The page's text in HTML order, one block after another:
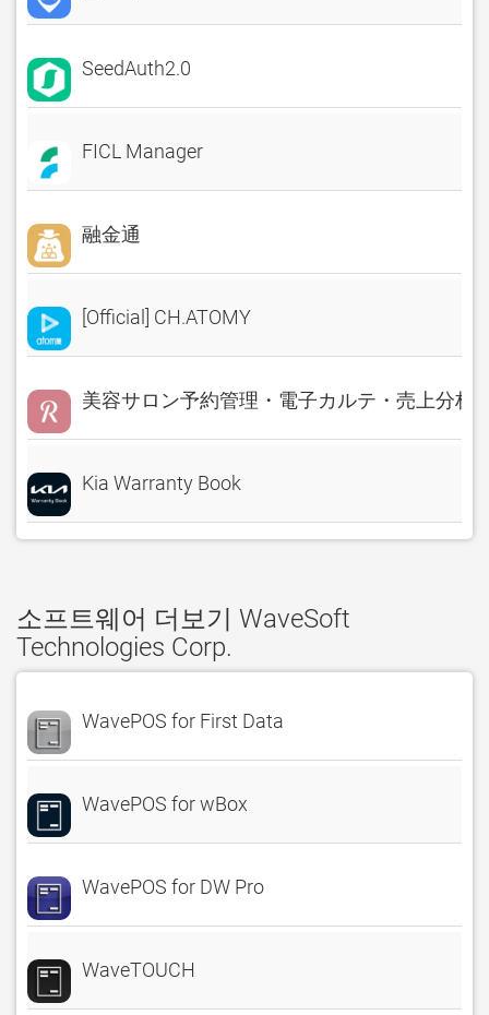
SeedAuth2.0
FICL Manager
融金通
[Official] CH.ATOMY
美容サロン予約管理・電子カルテ・売上分析
Kia Warranty Book
소프트웨어 더보기 WaveSoft
Technologies Corp.
WavePOS for First Data
WavePOS for wBox
WavePOS for DW Pro
WaveTOUCH